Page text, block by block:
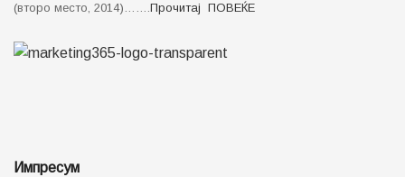
(второ место, 2014)…….Прочитај ПОВЕЌЕ
Импресум